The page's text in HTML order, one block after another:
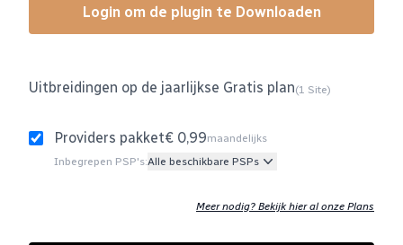
Login om de plugin te Downloaden
Uitbreidingen op de jaarlijkse Gratis plan(1 Site)
Providers pakket€ 0,99maandelijks
Inbegrepen PSP's:Alle beschikbare PSPs
Meer nodig? Bekijk hier al onze Plans